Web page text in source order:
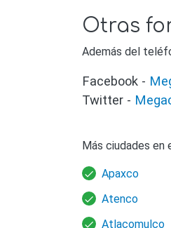
Otras
Además del
Facebook -
Twitter -
Más ciudades
Apaxco
Atenco
Atlacomulco